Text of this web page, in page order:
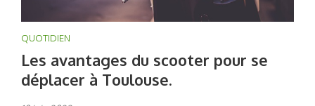
QUOTIDIEN
Les avantages du scooter pour se
déplacer à Toulouse.